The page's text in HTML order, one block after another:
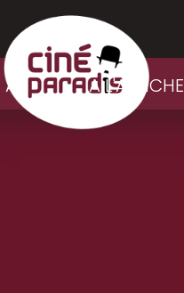
ACCUEIL A L'AFFICHE